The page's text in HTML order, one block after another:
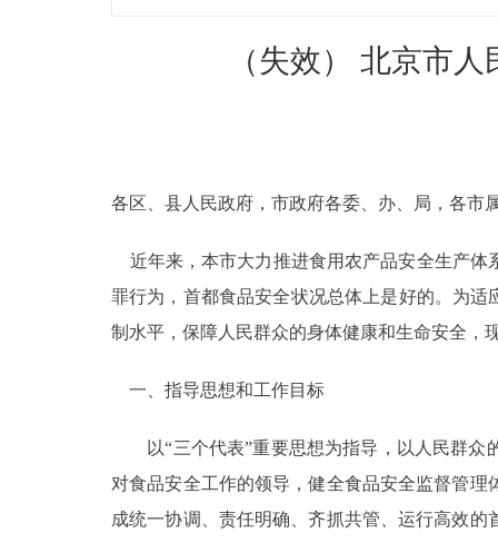
政策兑现
决策公开
政务服务
个人服务
便民服务
中介服务
（失效） 北京市
各区、县人民政府，市政府各委、办、局，各市
近年来，本市大力推进食用农产品安全生产体
罪行为，首都食品安全状况总体上是好的。为
制水平，保障人民群众的身体健康和生命安全，
一、指导思想和工作目标
以“三个代表”重要思想为指导，以人民群众
对食品安全工作的领导，健全食品安全监督管
成统一协调、责任明确、齐抓共管、运行高效